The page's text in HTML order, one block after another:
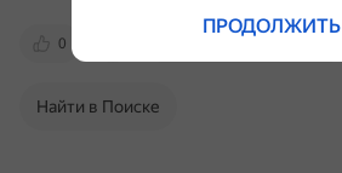
0
Найти в Поиске
ПРОДОЛЖИТЬ